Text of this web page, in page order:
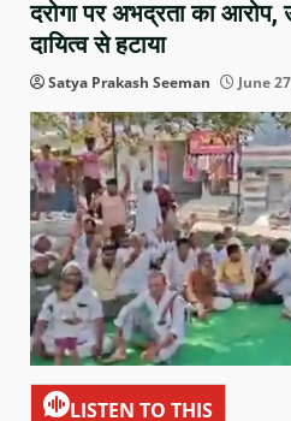
दरोगा पर अभद्रता का आरोप,
दायित्व से हटाया
Satya Prakash Seeman June
LISTEN TO THIS